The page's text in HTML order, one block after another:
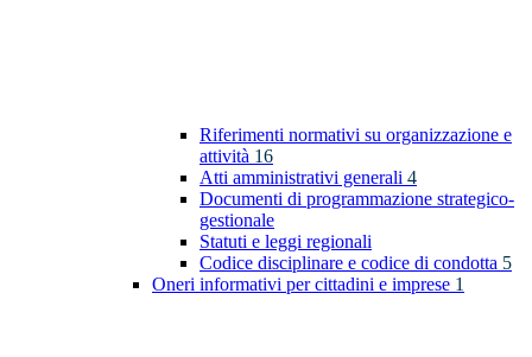
Riferimenti normativi su organizzazione e
attività 16
Atti amministrativi generali 4
Documenti di programmazione strategico-
gestionale
Statuti e leggi regionali
Codice disciplinare e codice di condotta 5
Oneri informativi per cittadini e imprese 1